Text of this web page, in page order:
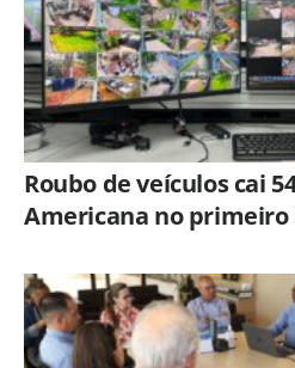
Roubo de veículos cai
Americana no primeiro